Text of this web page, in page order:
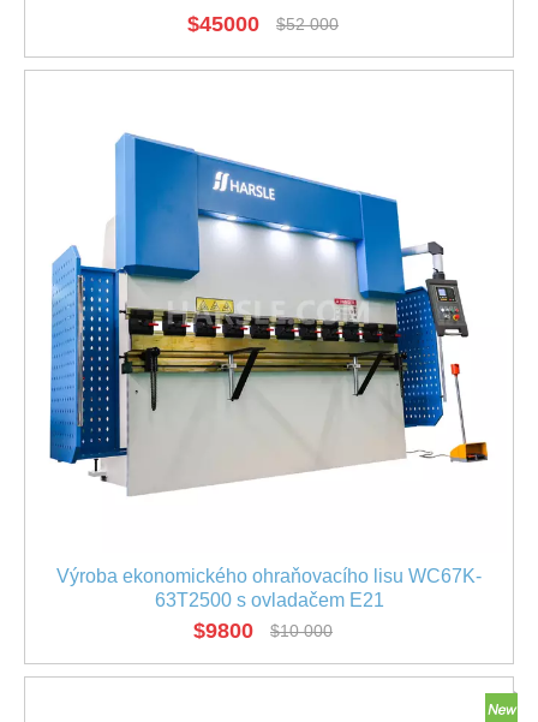
$45000 $52 000
Výroba ekonomického ohraňovacího lisu WC67K-
63T2500 s ovladačem E21
$9800 $10 000